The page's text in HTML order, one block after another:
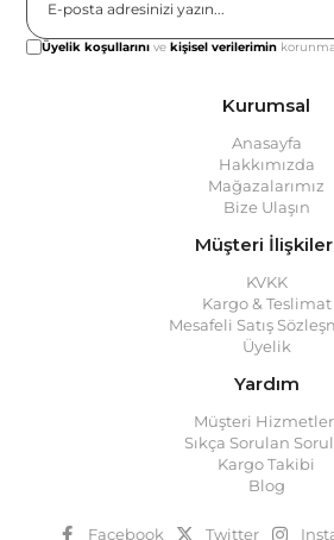
Üyelik koşullarını vekişisel verilerimin
Kurumsal
Anasayfa
Hakkımızda
Mağazalarımız
Bize Ulaşın
Müşteri
KVKK
Kargo & Teslimat
Mesafeli Satış
Üyelik
Yardım
Müşteri
Sıkça Sorulan
Kargo Takibi
Blog
Facebook Twitter